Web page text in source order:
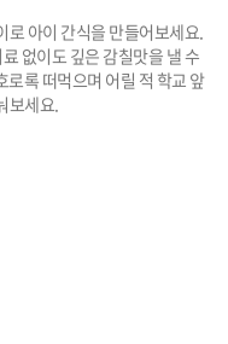
로 아이 간식을 만들어보세요.
없이도 깊은 감칠맛을 낼 수
로록 떠먹으며 어릴 적 학교 앞
보세요.